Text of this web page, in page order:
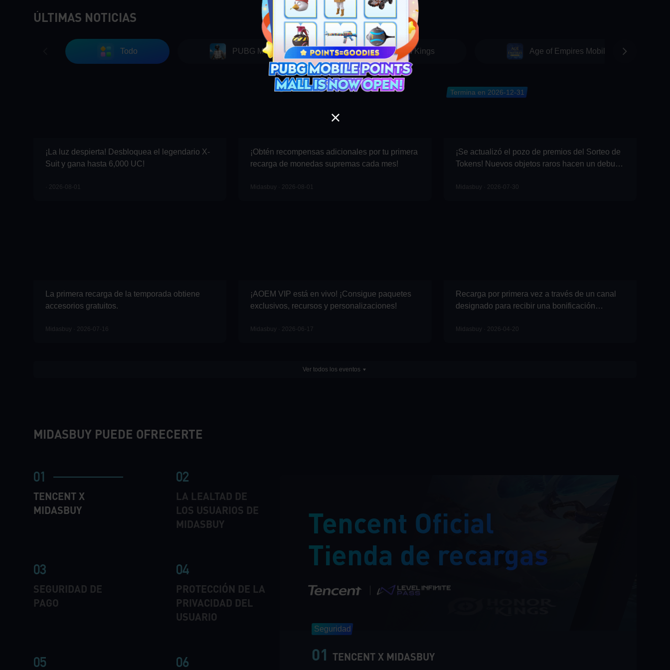
POPULAR
WeSing
Undawn
GODDESS OF VICTORY: NIKKE
The Ants
Pokémon Unite
Delta Force
IR
Crossfire: Legends
ÚLTIMAS NOTICIAS
Todo PUBG MOBILE Honor of Kings Age of Empires Mobile
¡La luz despierta! Desbloquea el legendario X-
Suit y gana hasta 6,000 UC!
· 2026-08-01
¡Obtén recompensas adicionales por tu primera
recarga de monedas supremas cada mes!
Midasbuy · 2026-08-01
Termina en 2026-12-31
¡Se actualizó el pozo de premios del Sorteo de
Tokens! Nuevos objetos raros hacen un debut
grandes premios!
Midasbuy · 2026-07-30
La primera recarga de la temporada obtiene
accesorios gratuitos.
Midasbuy · 2026-07-16
¡AOEM VIP está en vivo! ¡Consigue paquetes
exclusivos, recursos y personalizaciones!
Midasbuy · 2026-06-17
Recarga por primera vez a través de un canal
designado para recibir una bonificación
recompensas de objetos.
Midasbuy · 2026-04-20
Ver todos los eventos
Breakout
MIDASBUY PUEDE OFRECERTE
01
TENCENT X
MIDASBUY
02
LA LEALTAD DE
LOS USUARIOS DE
MIDASBUY
03
SEGURIDAD DE
PAGO
04
PROTECCIÓN DE LA
PRIVACIDAD DEL
USUARIO
05 06
Tencent Oficial
Tienda de recargas
Seguridad
01 TENCENT X MIDASBUY